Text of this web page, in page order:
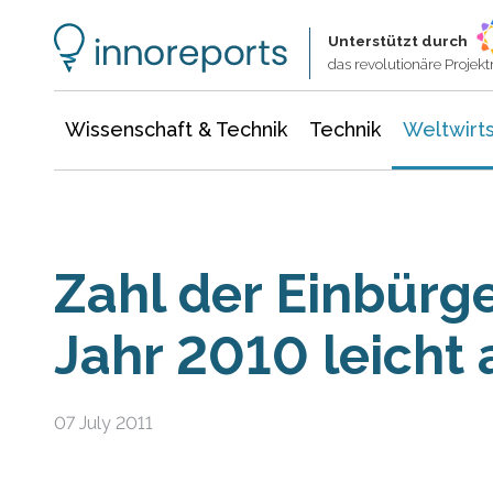
Unterstützt durch
das revolutionäre
Wissenschaft & Technik Technik
Zahl der
Jahr 2010 leicht
07 July 2011